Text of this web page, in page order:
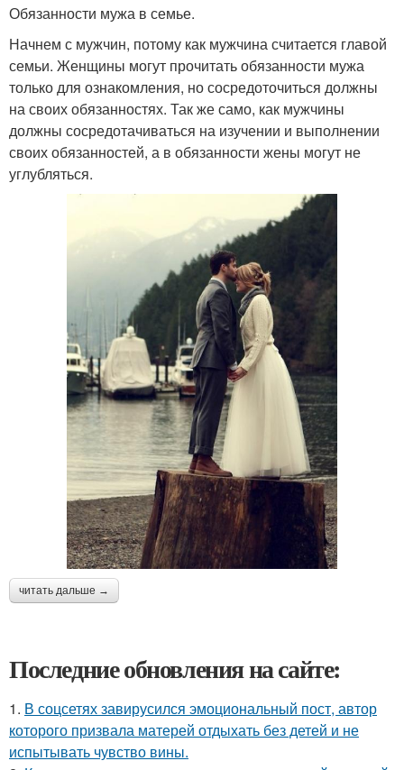
Обязанности мужа в семье.
Начнем с мужчин, потому как мужчина считается главой
семьи. Женщины могут прочитать обязанности мужа
только для ознакомления, но сосредоточиться должны
на своих обязанностях. Так же само, как мужчины
должны сосредотачиваться на изучении и выполнении
своих обязанностей, а в обязанности жены могут не
углубляться.
читать дальше →
Последние обновления на сайте:
1. В соцсетях завирусился эмоциональный пост, автор
которого призвала матерей отдыхать без детей и не
испытывать чувство вины.